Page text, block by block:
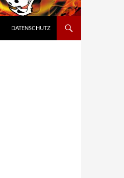
DATENSCHUTZ